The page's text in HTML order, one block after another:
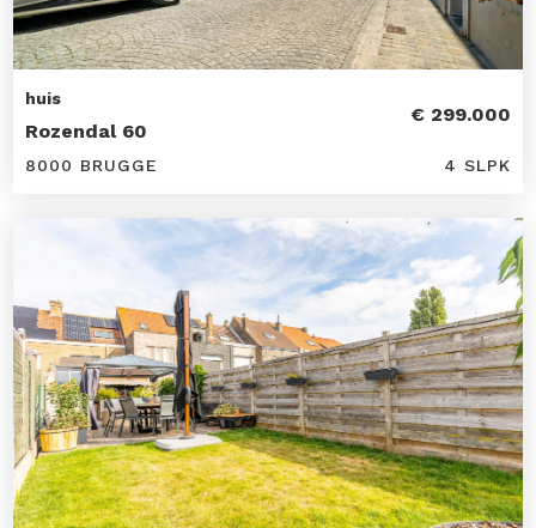
huis
Rozendal 60
€ 299.000
8000 BRUGGE 4 SLPK